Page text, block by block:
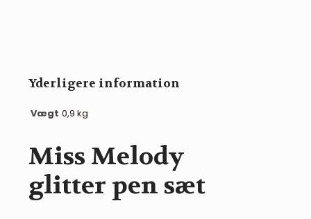
Yderligere information
Vægt 0,9 kg
Miss Melody
glitter pen sæt